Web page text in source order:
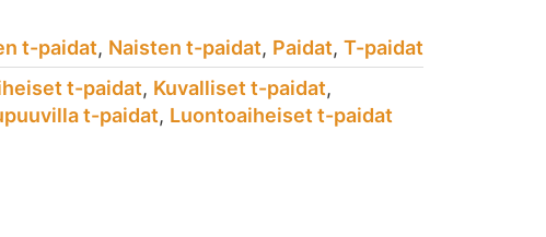
t-paidat, Naisten t-paidat, Paidat, T-paidat
t-paidat, Kuvalliset t-paidat,
t-paidat, Luontoaiheiset t-paidat